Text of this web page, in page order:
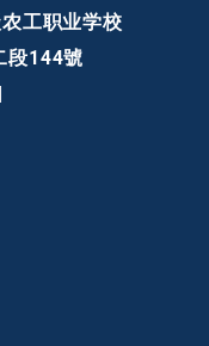
工职业学校
段144號